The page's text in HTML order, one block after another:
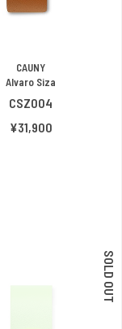
CAUNY
Alvaro Siza
CSZ004
¥31,900
SOLD OUT